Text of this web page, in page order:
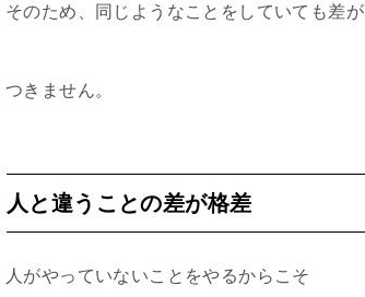
そのため、同じようなことをしていても差が
つきません。
人と違うことの差が格差
人がやっていないことをやるからこそ